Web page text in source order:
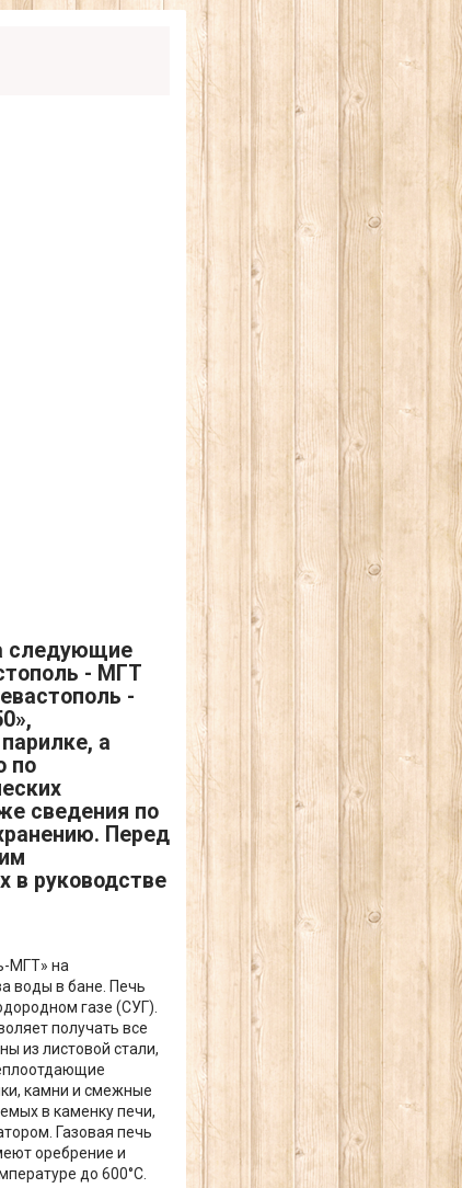
следующие
- МГТ
-
а
по
сведения по
Перед
в руководстве
МГТ» на
воды в бане. Печь
газе (СУГ).
получать все
из листовой стали,
камни и смежные
в каменку печи,
Газовая печь
оребрение и
до 600°С.